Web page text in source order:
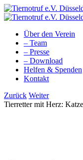
Zum
Inhalt
Über den Verein
– Team
– Presse
– Download
Helfen & Spenden
Kontakt
Facebook
YouTube
Instagram
Tiktok
Zurück Weiter
Tierretter mit Herz: